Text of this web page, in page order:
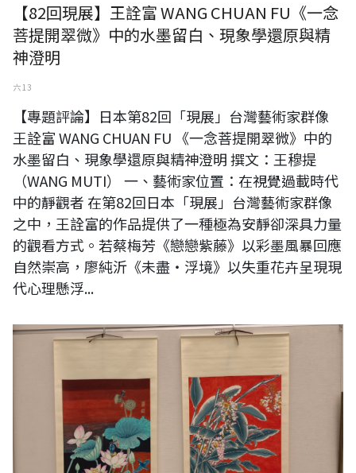
【82回現展】王詮富 WANG CHUAN FU《一念
菩提開翠微》中的水墨留白、現象學還原與精
神澄明
六 13
【專題評論】日本第82回「現展」台灣藝術家群像
王詮富 WANG CHUAN FU 《一念菩提開翠微》中的
水墨留白、現象學還原與精神澄明 撰文：王穆提
（WANG MUTI） 一、藝術家位置：在視覺過載時代
中的靜觀者 在第82回日本「現展」台灣藝術家群像
之中，王詮富的作品提供了一種極為安靜卻深具力量
的觀看方式。若蔡梅芳《戀戀紫藤》以彩墨風暴回應
自然崇高，廖純沂《未盡・浮境》以失重花卉呈現現
代心理懸浮...